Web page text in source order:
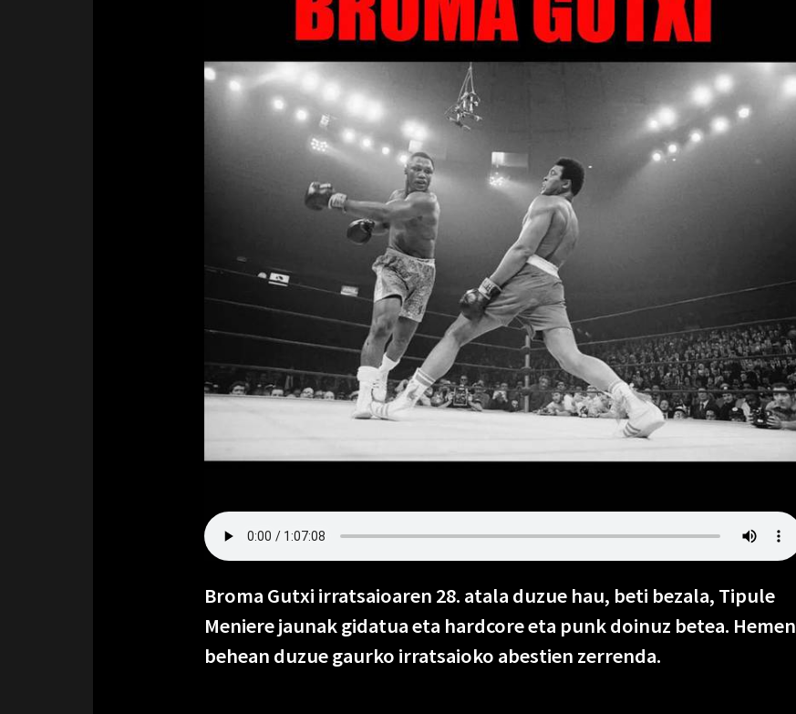
Broma Gutxi irratsaioaren 28. atala duzue hau, beti bezala, Tipule
Meniere jaunak gidatua eta hardcore eta punk doinuz betea. Hemen
behean duzue gaurko irratsaioko abestien zerrenda.